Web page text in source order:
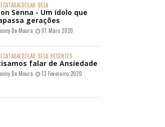
BELA
Senna - Um ídolo que
gerações
De Moura 01 Maio 2020
BELA RECENTES
falar de Ansiedade
De Moura 13 Fevereiro 2020